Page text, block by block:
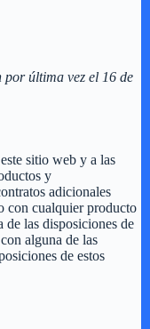
por última vez el 16 de
sitio web y a las
y
adicionales
con cualquier producto
de las disposiciones de
alguna de las
de estos